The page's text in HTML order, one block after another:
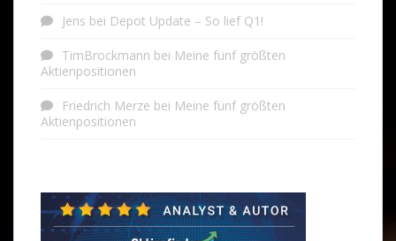
Jens bei Depot Update – So lief Q1!
TimBrockmann bei Meine fünf größten
Aktienpositionen
Friedrich Merze bei Meine fünf größten
Aktienpositionen